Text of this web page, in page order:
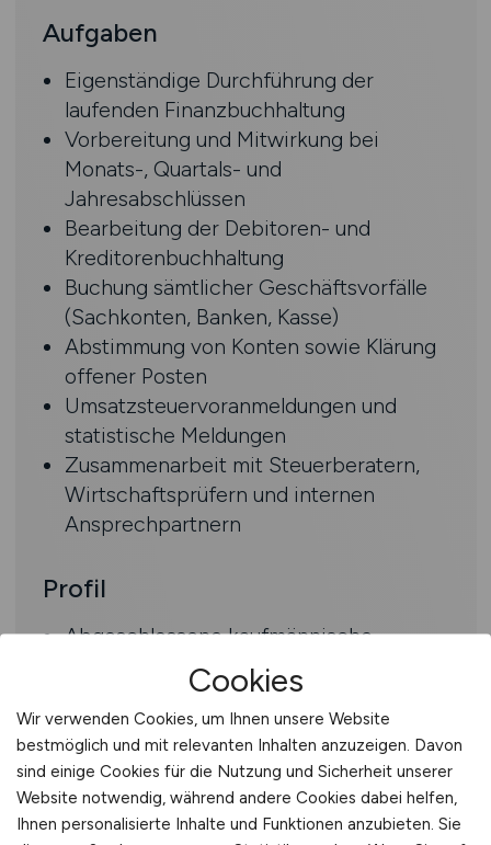
Aufgaben
Eigenständige Durchführung der
laufenden Finanzbuchhaltung
Vorbereitung und Mitwirkung bei
Monats-, Quartals- und
Jahresabschlüssen
Bearbeitung der Debitoren- und
Kreditorenbuchhaltung
Buchung sämtlicher Geschäftsvorfälle
(Sachkonten, Banken, Kasse)
Abstimmung von Konten sowie Klärung
offener Posten
Umsatzsteuervoranmeldungen und
statistische Meldungen
Zusammenarbeit mit Steuerberatern,
Wirtschaftsprüfern und internen
Ansprechpartnern
Profil
Abgeschlossene kaufmännische
Ausbildung, idealerweise mit
Weiterbildung im Bereich
Finanzbuchhaltung
Einschlägige Berufserfahrung in der
Finanzbuchhaltung
Sehr gute Kenntnisse in DATEV
Cookies
Wir verwenden Cookies, um Ihnen unsere Website
bestmöglich und mit relevanten Inhalten anzuzeigen. Davon
sind einige Cookies für die Nutzung und Sicherheit unserer
Website notwendig, während andere Cookies dabei helfen,
Ihnen personalisierte Inhalte und Funktionen anzubieten. Sie